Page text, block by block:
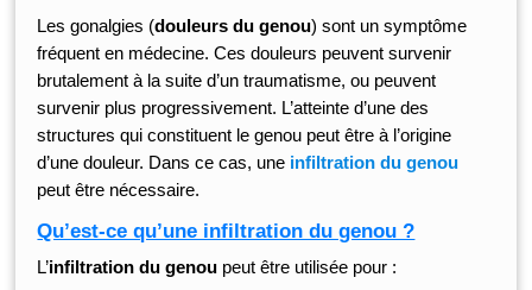
Les gonalgies (douleurs du genou) sont un symptôme
fréquent en médecine. Ces douleurs peuvent survenir
brutalement à la suite d’un traumatisme, ou peuvent
survenir plus progressivement. L’atteinte d’une des
structures qui constituent le genou peut être à l’origine
d’une douleur. Dans ce cas, une infiltration du genou
peut être nécessaire.
Qu’est-ce qu’une infiltration du genou ?
L’infiltration du genou peut être utilisée pour :